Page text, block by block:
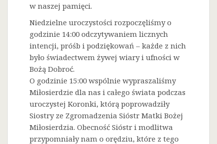
w naszej pamięci.
Niedzielne uroczystości rozpoczęliśmy o
godzinie 14:00 odczytywaniem licznych
intencji, próśb i podziękowań – każde z nich
było świadectwem żywej wiary i ufności w
Bożą Dobroć.
O godzinie 15:00 wspólnie wypraszaliśmy
Miłosierdzie dla nas i całego świata podczas
uroczystej Koronki, którą poprowadziły
Siostry ze Zgromadzenia Sióstr Matki Bożej
Miłosierdzia. Obecność Sióstr i modlitwa
przypomniały nam o orędziu, które z tego